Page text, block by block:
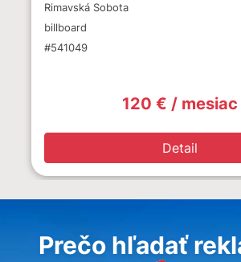
Rimavská Sobota
billboard
#541049
120 € / mesiac
Detail
Prečo hľadať